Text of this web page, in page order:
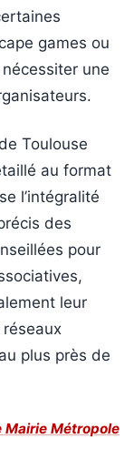
games ou
une
Toulouse
au format
l’intégralité
des
pour
leur
plus près de
Mairie Métropole